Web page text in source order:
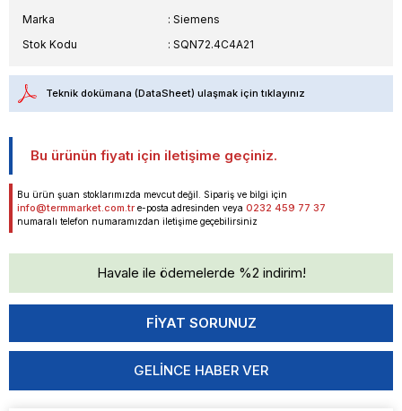
Marka : Siemens
Stok Kodu
SQN72.4C4A21
Teknik dokümana (DataSheet) ulaşmak için tıklayınız
Bu ürünün fiyatı için iletişime geçiniz.
Bu ürün şuan stoklarımızda mevcut değil. Sipariş ve bilgi için
info@termmarket.com.tr e-posta adresinden veya 0232 459 77 37
numaralı telefon numaramızdan iletişime geçebilirsiniz
Havale ile ödemelerde %2 indirim!
GELINCE HABER VER